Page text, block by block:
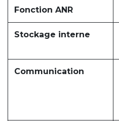
Fonction ANR
Stockage interne
Communication